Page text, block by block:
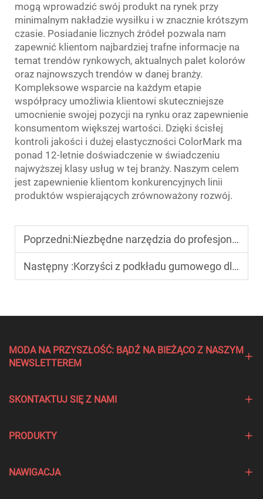
mogą wprowadzić swój produkt na rynek przy
minimalnym nakładzie wysiłku i w znacznie krótszym
czasie. Posiadanie licznych źródeł pozwala nam
zapewnić klientom najbardziej trafne informacje na
temat trendów rynkowych, aktualnych palet kolorów
oraz najnowszych trendów w danej branży.
Kompleksowe wsparcie na każdym etapie
współpracy umożliwia klientowi skuteczniejsze
umocnienie swojej pozycji na rynku oraz zapewnienie
konsumentom większej wartości. Dzięki ścisłej
kontroli jakości i dużej elastyczności ColorMark ma
ponad 12-letnie doświadczenie w świadczeniu
najwyższej klasy usług w tej branży. Naszym celem
jest zapewnienie klientom konkurencyjnych linii
produktów wspierających zrównoważony rozwój.
Poprzedni:Niezbędne narzędzia do profesjonalnego malowania paznokci
Następny :Korzyści z podkładu gumowego dla zdrowia paznokci
MODA NA PRZYSZŁOŚĆ: BĄDŹ NA BIEŻĄCO Z NASZYM
NEWSLETTEREM
SKONTAKTUJ SIĘ Z NAMI
PRODUKTY
NAWIGACJA